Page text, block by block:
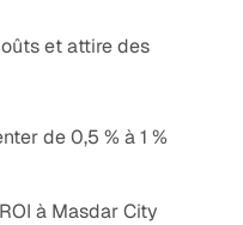
et attire des
de 0,5 % à 1 %
à Masdar City